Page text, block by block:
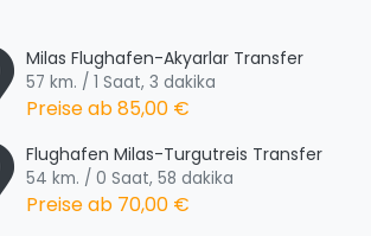
Milas Flughafen-Akyarlar Transfer
57 km. / 1 Saat, 3 dakika
Preise ab85,00 €
Flughafen Milas-Turgutreis Transfer
54 km. / 0 Saat, 58 dakika
Preise ab 70,00 €